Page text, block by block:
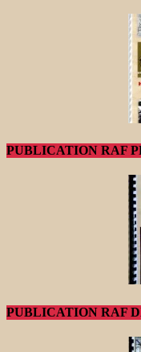
PUBLICATION RAF
PUBLICATION RAF